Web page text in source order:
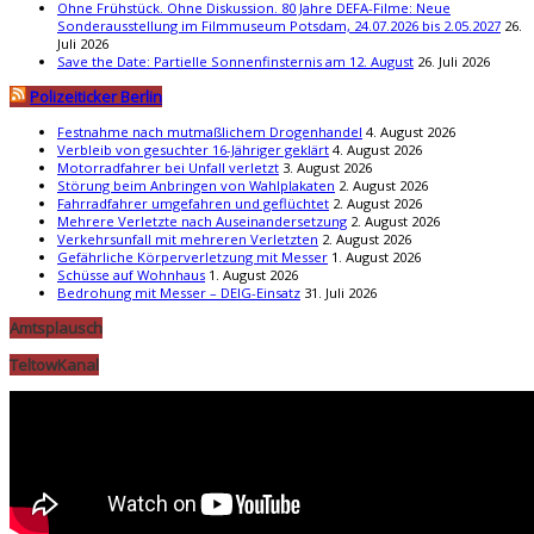
Ohne Frühstück. Ohne Diskussion. 80 Jahre DEFA-Filme: Neue
Sonderausstellung im Filmmuseum Potsdam, 24.07.2026 bis 2.05.2027 26.
Juli 2026
Save the Date: Partielle Sonnenfinsternis am 12. August 26. Juli 2026
Polizeiticker Berlin
Festnahme nach mutmaßlichem Drogenhandel 4. August 2026
Verbleib von gesuchter 16-Jähriger geklärt 4. August 2026
Motorradfahrer bei Unfall verletzt 3. August 2026
Störung beim Anbringen von Wahlplakaten 2. August 2026
Fahrradfahrer umgefahren und geflüchtet 2. August 2026
Mehrere Verletzte nach Auseinandersetzung 2. August 2026
Verkehrsunfall mit mehreren Verletzten 2. August 2026
Gefährliche Körperverletzung mit Messer 1. August 2026
Schüsse auf Wohnhaus 1. August 2026
Bedrohung mit Messer – DEIG-Einsatz 31. Juli 2026
Amtsplausch
TeltowKanal